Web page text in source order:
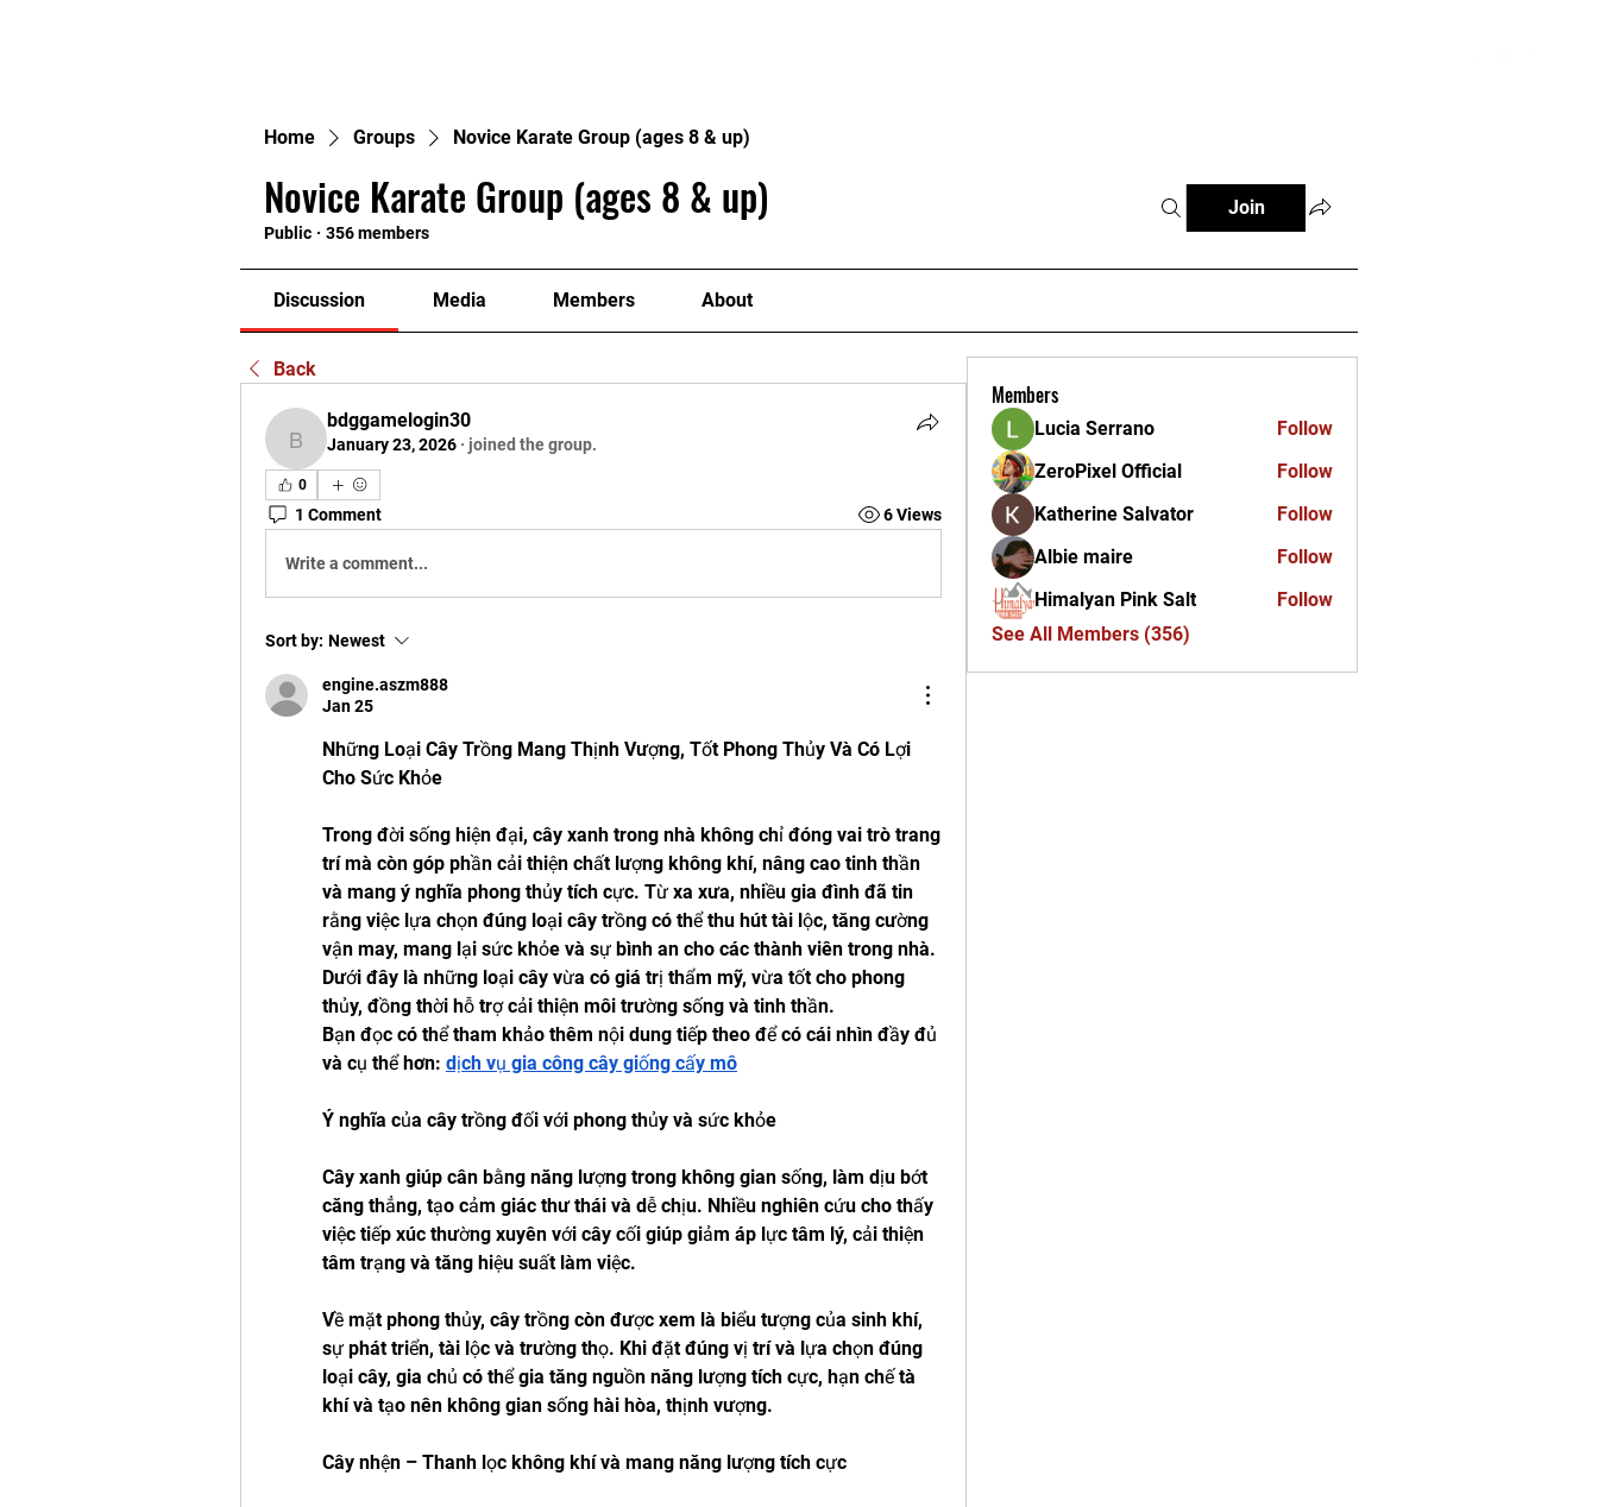
Home Groups Novice Karate Group (ages 8 & up)
Novice Karate Group (ages 8 & up)
Public · 356 members
Join
Discussion Media Members About
Back
bdggamelogin30
bdggamelogin30
January 23, 2026 · joined the group.
0
1 Comment 6 Views
Write a comment...
Sort by: Newest
engine.aszm888
Jan 25
Những Loại Cây Trồng Mang Thịnh Vượng, Tốt Phong Thủy Và Có Lợi
Cho Sức Khỏe
Trong đời sống hiện đại, cây xanh trong nhà không chỉ đóng vai trò trang
trí mà còn góp phần cải thiện chất lượng không khí, nâng cao tinh thần
và mang ý nghĩa phong thủy tích cực. Từ xa xưa, nhiều gia đình đã tin
rằng việc lựa chọn đúng loại cây trồng có thể thu hút tài lộc, tăng cường
vận may, mang lại sức khỏe và sự bình an cho các thành viên trong nhà.
Dưới đây là những loại cây vừa có giá trị thẩm mỹ, vừa tốt cho phong
thủy, đồng thời hỗ trợ cải thiện môi trường sống và tinh thần.
Bạn đọc có thể tham khảo thêm nội dung tiếp theo để có cái nhìn đầy đủ
và cụ thể hơn: dịch vụ gia công cây giống cấy mô
Ý nghĩa của cây trồng đối với phong thủy và sức khỏe
Cây xanh giúp cân bằng năng lượng trong không gian sống, làm dịu bớt
căng thẳng, tạo cảm giác thư thái và dễ chịu. Nhiều nghiên cứu cho thấy
việc tiếp xúc thường xuyên với cây cối giúp giảm áp lực tâm lý, cải thiện
tâm trạng và tăng hiệu suất làm việc.
Về mặt phong thủy, cây trồng còn được xem là biểu tượng của sinh khí,
sự phát triển, tài lộc và trường thọ. Khi đặt đúng vị trí và lựa chọn đúng
loại cây, gia chủ có thể gia tăng nguồn năng lượng tích cực, hạn chế tà
khí và tạo nên không gian sống hài hòa, thịnh vượng.
Cây nhện – Thanh lọc không khí và mang năng lượng tích cực
Members
Lucia Serrano
Follow
ZeroPixel Official
Follow
Katherine Salvator
Follow
Albie maire
Follow
Himalyan Pink Salt
Follow
See All Members (356)